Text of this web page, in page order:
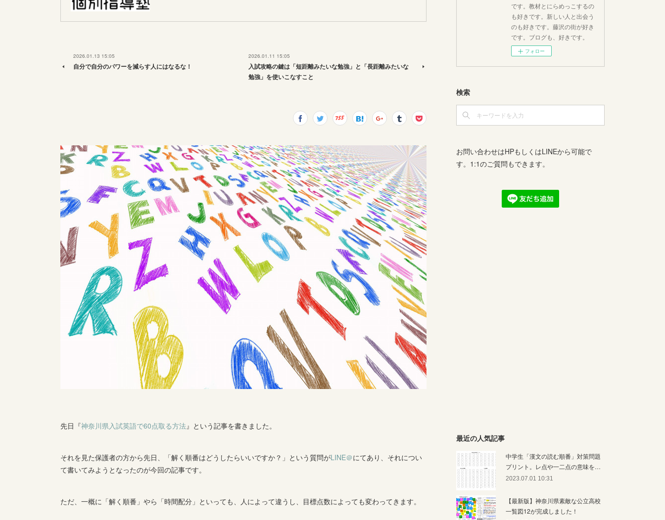
2026.01.13 15:05
自分で自分のパワーを減らす人にはなるな！
2026.01.11 15:05
入試攻略の鍵は「短距離みたいな勉強」と「長距離みたいな
勉強」を使いこなすこと
先日『神奈川県入試英語で60点取る方法』という記事を書きました。
それを見た保護者の方から先日、「解く順番はどうしたらいいですか？」という質問がLINE＠にてあり、それについ
て書いてみようとなったのが今回の記事です。
ただ、一概に「解く順番」やら「時間配分」といっても、人によって違うし、目標点数によっても変わってきます。
です。教材とにらめっこするの
も好きです。新しい人と出会う
のも好きです。藤沢の街が好き
です。ブログも、好きです。
フォロー
検索
お問い合わせはHPもしくはLINEから可能で
す。1:1のご質問もできます。
最近の人気記事
中学生「漢文の読む順番」対策問題
プリント。レ点や一二点の意味を…
2023.07.01 10:31
【最新版】神奈川県素敵な公立高校
一覧図12が完成しました！